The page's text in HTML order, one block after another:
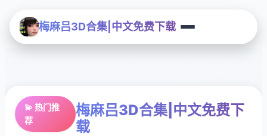
梅麻吕3D合集|中文免费下载
💫 热门推
荐
梅麻吕3D合集|中文免费下
载